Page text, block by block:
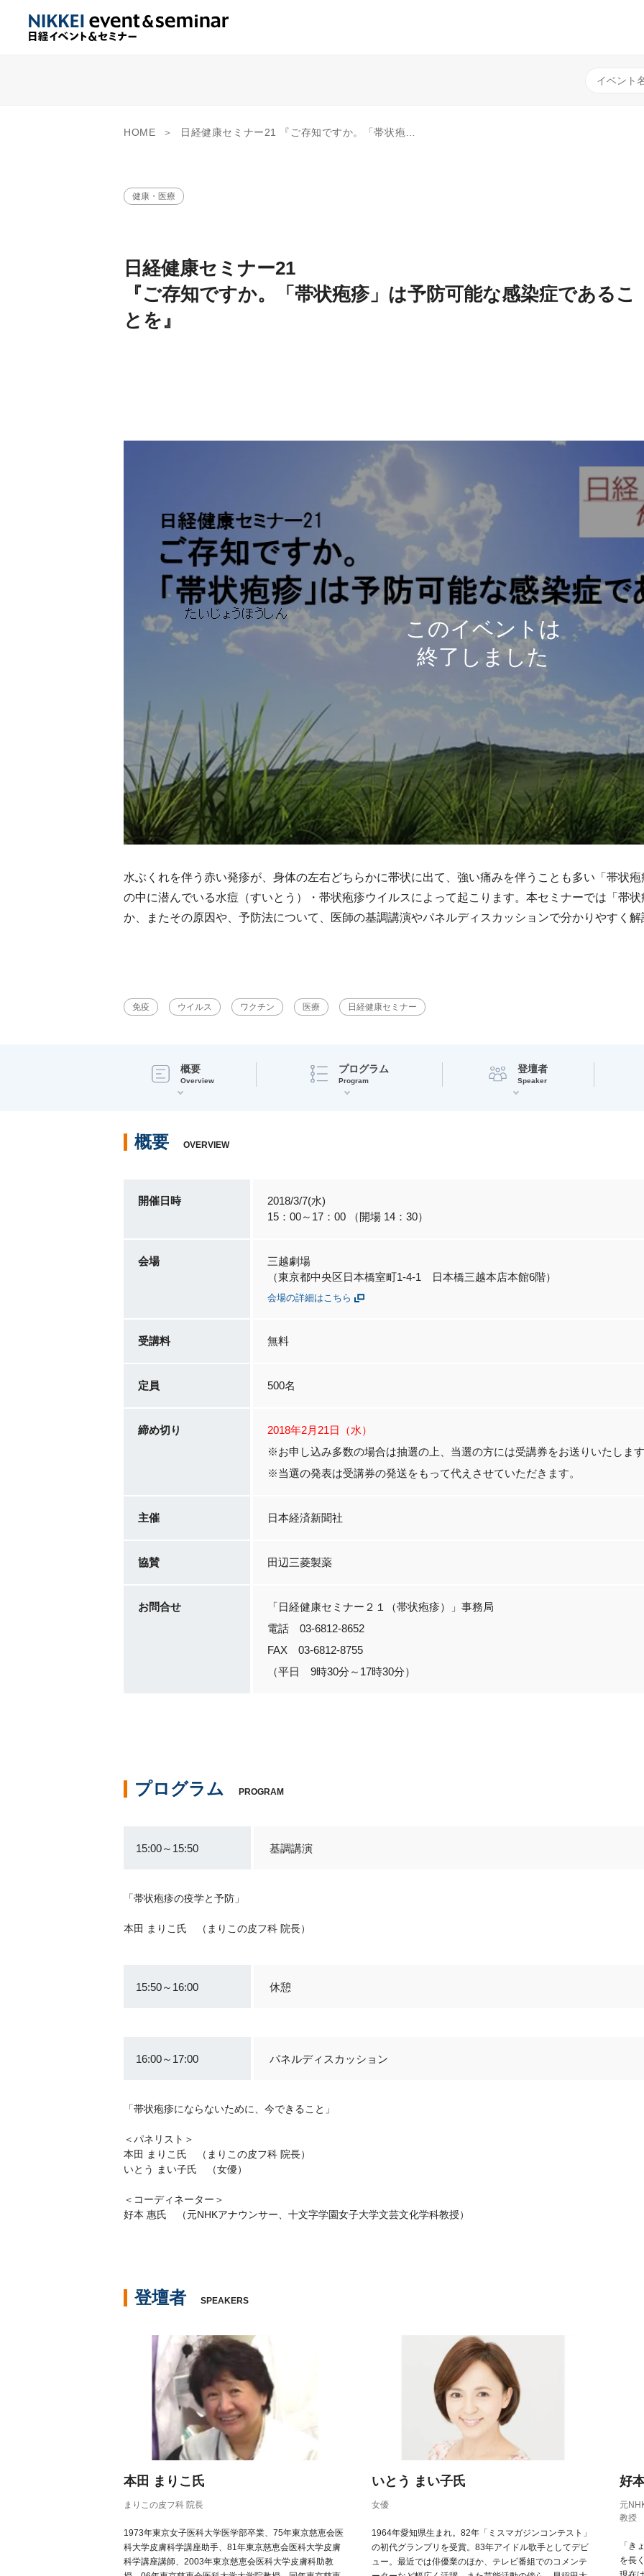
HOME 日経健康セミナー21 『ご存知ですか。「帯状疱疹」は予防可能な感染症であることを』
健康・医療
日経健康セミナー21
『ご存知ですか。「帯状疱疹」は予防可能な感染症であるこ
とを』
水ぶくれを伴う赤い発疹が、身体の左右どちらかに帯状に出て、強い痛みを伴うことも多い「帯状
の中に潜んでいる水痘（すいとう）・帯状疱疹ウイルスによって起こります。本セミナーでは「帯
か、またその原因や、予防法について、医師の基調講演やパネルディスカッションで分かりやすく
免疫 ウイルス ワクチン 医療 日経健康セミナー
概要
Overview
プログラム
Program
登壇者
Speaker
概要 OVERVIEW
開催日時
2018/3/7(水)
15：00～17：00 （開場 14：30）
会場
三越劇場
（東京都中央区日本橋室町1‐4‐1 日本橋三越本店本館6階）
会場の詳細はこちら
受講料 無料
定員 500名
締め切り
2018年2月21日（水）
※お申し込み多数の場合は抽選の上、当選の方には受講券をお送りいたしま
※当選の発表は受講券の発送をもって代えさせていただきます。
主催 日本経済新聞社
協賛 田辺三菱製薬
お問合せ
「日経健康セミナー２１（帯状疱疹）」事務局
電話 03-6812-8652
FAX 03-6812-8755
（平日 9時30分～17時30分）
プログラム PROGRAM
15:00～15:50 基調講演
「帯状疱疹の疫学と予防」
本田 まりこ氏 （まりこの皮フ科 院長）
15:50～16:00 休憩
16:00～17:00 パネルディスカッション
「帯状疱疹にならないために、今できること」
＜パネリスト＞
本田 まりこ氏 （まりこの皮フ科 院長）
いとう まい子氏 （女優）
＜コーディネーター＞
好本 惠氏 （元NHKアナウンサー、十文字学園女子大学文芸文化学科教授）
登壇者 SPEAKERS
本田 まりこ氏
まりこの皮フ科 院長
1973年東京女子医科大学医学部卒業、75年東京慈恵会医
科大学皮膚科学講座助手、81年東京慈恵会医科大学皮膚
科学講座講師、2003年東京慈恵会医科大学皮膚科助教
いとう まい子氏
女優
1964年愛知県生まれ。82年「ミスマガジンコンテスト」
の初代グランプリを受賞。83年アイドル歌手としてデビ
ュー。最近では俳優業のほか、テレビ番組でのコメンテ
好
元
教授
「き
を長